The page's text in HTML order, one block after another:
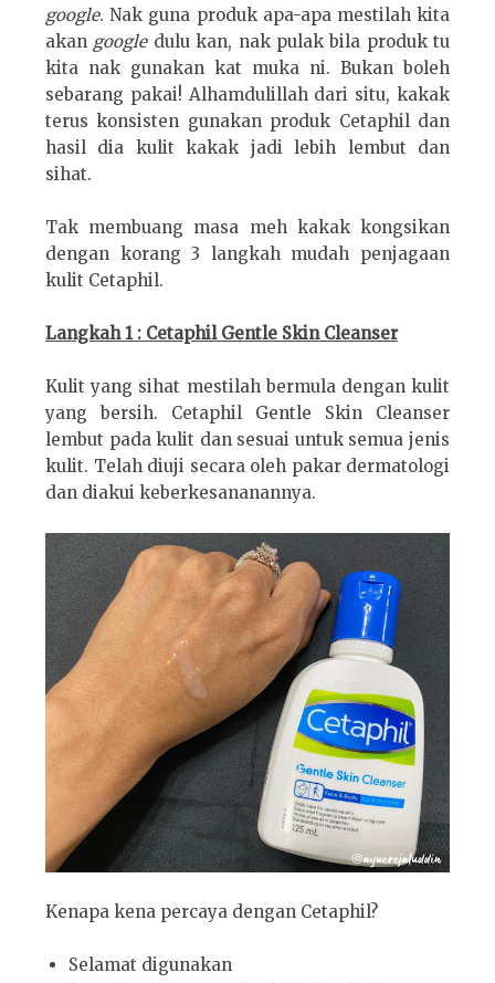
google. Nak guna produk apa-apa mestilah kita
akan googledulu kan, nak pulak bila produk tu
kita nak gunakan kat muka ni. Bukan boleh
sebarang pakai! Alhamdulillah dari situ, kakak
terus konsisten gunakan produk Cetaphil dan
hasil dia kulit kakak jadi lebih lembut dan
sihat.
Tak membuang masa meh kakak kongsikan
dengan korang 3 langkah mudah penjagaan
kulit Cetaphil.
Langkah 1 : Cetaphil Gentle Skin Cleanser
Kulit yang sihat mestilah bermula dengan kulit
yang bersih. Cetaphil Gentle Skin Cleanser
lembut pada kulit dan sesuai untuk semua jenis
kulit. Telah diuji secara oleh pakar dermatologi
dan diakui keberkesananannya.
Kenapa kena percaya dengan Cetaphil?
Selamat digunakan